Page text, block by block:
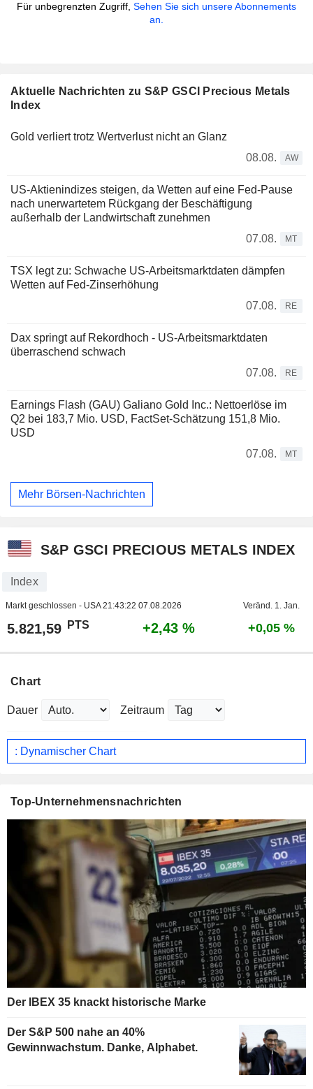
Für unbegrenzten Zugriff, Sehen Sie sich unsere Abonnements
an.
Aktuelle Nachrichten zu S&P GSCI Precious Metals
Index
Gold verliert trotz Wertverlust nicht an Glanz
08.08.
AW
US-Aktienindizes steigen, da Wetten auf eine Fed-Pause
nach unerwartetem Rückgang der Beschäftigung
außerhalb der Landwirtschaft zunehmen
07.08.
MT
TSX legt zu: Schwache US-Arbeitsmarktdaten dämpfen
Wetten auf Fed-Zinserhöhung
07.08.
RE
Dax springt auf Rekordhoch - US-Arbeitsmarktdaten
überraschend schwach
07.08.
RE
Earnings Flash (GAU) Galiano Gold Inc.: Nettoerlöse im
Q2 bei 183,7 Mio. USD, FactSet-Schätzung 151,8 Mio.
USD
07.08.
MT
Mehr Börsen-Nachrichten
S&P GSCI PRECIOUS METALS INDEX
Index
Markt geschlossen - USA21:43:22 07.08.2026 Veränd. 1. Jan.
5.821,59 PTS +2,43 % +0,05 %
Chart
Dauer Zeitraum
: Dynamischer Chart
Top-Unternehmensnachrichten
Der IBEX 35 knackt historische Marke
Der S&P 500 nahe an 40%
Gewinnwachstum. Danke, Alphabet.